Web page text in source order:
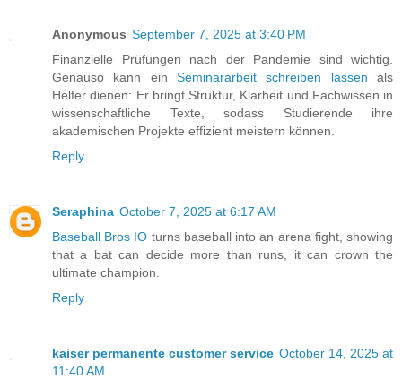
Anonymous September 7, 2025 at 3:40 PM
Finanzielle Prüfungen nach der Pandemie sind wichtig.
Genauso kann ein Seminararbeit schreiben lassen als
Helfer dienen: Er bringt Struktur, Klarheit und Fachwissen in
wissenschaftliche Texte, sodass Studierende ihre
akademischen Projekte effizient meistern können.
Reply
Seraphina October 7, 2025 at 6:17 AM
Baseball Bros IO turns baseball into an arena fight, showing
that a bat can decide more than runs, it can crown the
ultimate champion.
Reply
kaiser permanente customer service October 14, 2025 at
11:40 AM